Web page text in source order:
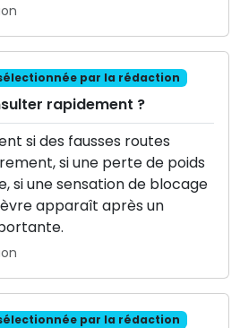
par la rédaction
rapidement ?
si des fausses routes
si une perte de poids
si une sensation de blocage
apparaît après un
par la rédaction